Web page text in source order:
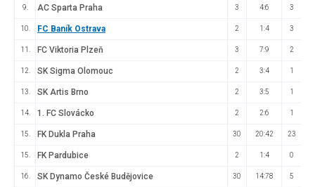
9. AC Sparta Praha 3 4:6 3
10. FC Baník Ostrava 2 1:4 3
11. FC Viktoria Plzeň 3 7:9 2
12. SK Sigma Olomouc 2 3:4 1
13. SK Artis Brno 2 3:5 1
14. 1. FC Slovácko 2 2:6 1
15. FK Dukla Praha 30 20:42 23
15. FK Pardubice 2 1:4 0
16. SK Dynamo České Budějovice 30 14:78 5